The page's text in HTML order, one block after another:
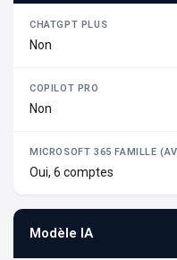
Non
Non
Oui, 6 comptes
Modèle IA